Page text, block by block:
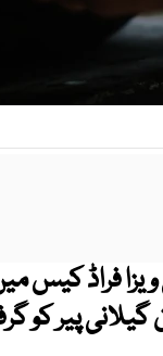
فراڈ کیس
پیر کو